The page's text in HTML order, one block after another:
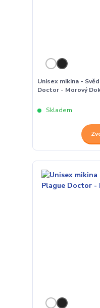
Unisex mikina -
Doctor - Morový
Skladem